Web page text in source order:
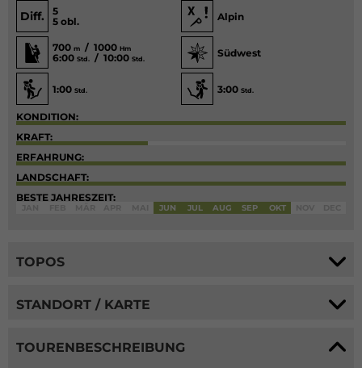
Diff.
5
5 obl.
Alpin
700 m / 1000 Hm
6:00 Std. / 10:00 Std.
Südwest
1:00 Std. 3:00 Std.
KONDITION:
KRAFT:
ERFAHRUNG:
LANDSCHAFT:
BESTE JAHRESZEIT:
JUN JUL AUG SEP OKT
TOPOS
STANDORT / KARTE
TOURENBESCHREIBUNG